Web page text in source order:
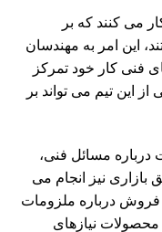
می کنند که بر
این امر به مهندسان
فنی کار خود تمرکز
این تیم می تواند بر
درباره مسائل فنی،
نیز انجام می
درباره ملزومات
محصولات نیازهای